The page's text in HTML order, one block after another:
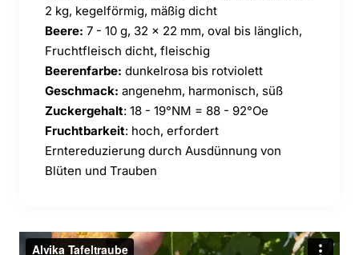
2 kg, kegelförmig, mäßig dicht
Beere: 7 - 10 g, 32 x 22 mm, oval bis länglich,
Fruchtfleisch dicht, fleischig
Beerenfarbe: dunkelrosa bis rotviolett
Geschmack: angenehm, harmonisch, süß
Zuckergehalt: 18 - 19°NM = 88 - 92°Oe
Fruchtbarkeit: hoch, erfordert
Erntereduzierung durch Ausdünnung von
Blüten und Trauben